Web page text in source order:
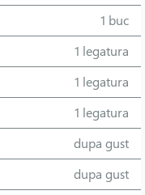
1 buc
1 legatura
1 legatura
1 legatura
dupa gust
dupa gust